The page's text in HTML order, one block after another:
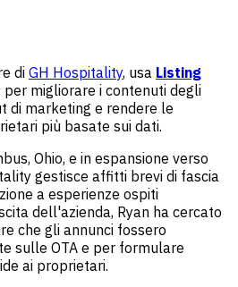
diGH Hospitality, usa Listing
per migliorare i contenuti degli
di marketing e rendere le
più basate sui dati.
Ohio, e in espansione verso
gestisce affitti brevi di fascia
a esperienze ospiti
dell'azienda, Ryan ha cercato
che gli annunci fossero
sulle OTA e per formulare
ai proprietari.